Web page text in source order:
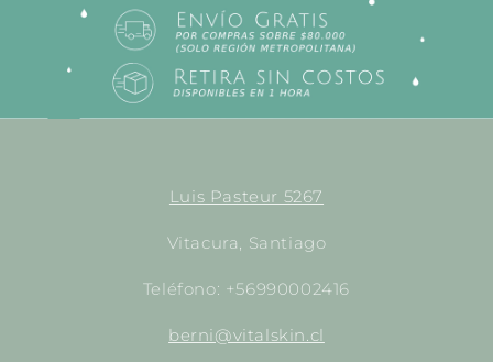
Luis Pasteur 5267
Vitacura, Santiago
Teléfono: +56990002416
berni@vitalskin.cl